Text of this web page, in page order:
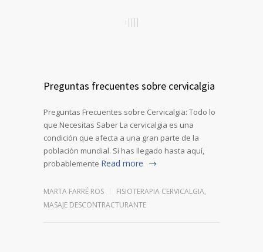
Preguntas frecuentes sobre cervicalgia
Preguntas Frecuentes sobre Cervicalgia: Todo lo
que Necesitas Saber La cervicalgia es una
condición que afecta a una gran parte de la
población mundial. Si has llegado hasta aquí,
probablemente Read more
MARTA FARRÉ ROS FISIOTERAPIA CERVICALGIA,
MASAJE DESCONTRACTURANTE